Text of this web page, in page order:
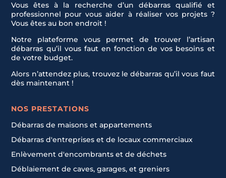
Vous êtes à la recherche d’un débarras qualifié et
professionnel pour vous aider à réaliser vos projets ?
Vous êtes au bon endroit !
Notre plateforme vous permet de trouver l’artisan
débarras qu’il vous faut en fonction de vos besoins et
de votre budget.
Alors n’attendez plus, trouvez le débarras qu’il vous faut
dès maintenant !
NOS PRESTATIONS
Débarras de maisons et appartements
Débarras d'entreprises et de locaux commerciaux
Enlèvement d'encombrants et de déchets
Déblaiement de caves, garages, et greniers